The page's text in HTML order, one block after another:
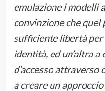
emulazione i modelli
convinzione che
sufficiente libertà
identità, ed un’altra
d’accesso attraverso
a creare un